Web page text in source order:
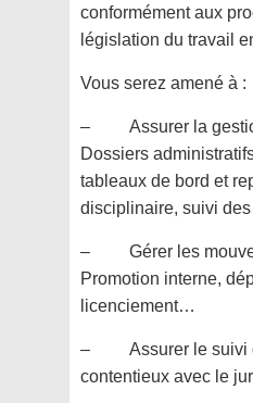
conformément aux
législation du travail
Vous serez amené à :
– Assurer la
Dossiers
tableaux de bord et
disciplinaire, suivi
– Gérer les
Promotion interne,
licenciement…
– Assurer le suivi
contentieux avec le